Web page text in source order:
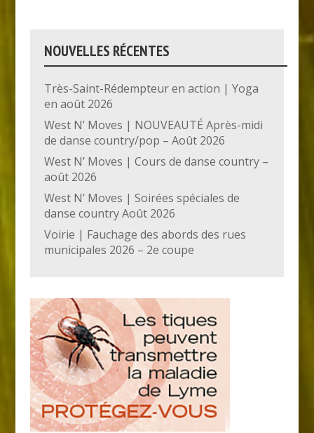
NOUVELLES RÉCENTES
Très-Saint-Rédempteur en action | Yoga
en août 2026
West N’ Moves | NOUVEAUTÉ Après-midi
de danse country/pop – Août 2026
West N’ Moves | Cours de danse country –
août 2026
West N’ Moves | Soirées spéciales de
danse country Août 2026
Voirie | Fauchage des abords des rues
municipales 2026 – 2e coupe